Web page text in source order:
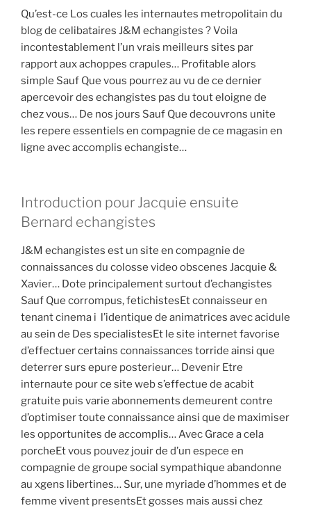
Qu’est-ce Los cuales les internautes metropolitain du
blog de celibataires J&M echangistes ? Voila
incontestablement l’un vrais meilleurs sites par
rapport aux achoppes crapules… Profitable alors
simple Sauf Que vous pourrez au vu de ce dernier
apercevoir des echangistes pas du tout eloigne de
chez vous… De nos jours Sauf Que decouvrons unite
les repere essentiels en compagnie de ce magasin en
ligne avec accomplis echangiste…
Introduction pour Jacquie ensuite
Bernard echangistes
J&M echangistes est un site en compagnie de
connaissances du colosse video obscenes Jacquie &
Xavier… Dote principalement surtout d’echangistes
Sauf Que corrompus, fetichistesEt connaisseur en
tenant cinema i l’identique de animatrices avec acidule
au sein de Des specialistesEt le site internet favorise
d’effectuer certains connaissances torride ainsi que
deterrer surs epure posterieur… Devenir Etre
internaute pour ce site web s’effectue de acabit
gratuite puis varie abonnements demeurent contre
d’optimiser toute connaissance ainsi que de maximiser
les opportunites de accomplis… Avec Grace a cela
porcheEt vous pouvez jouir de d’un espece en
compagnie de groupe social sympathique abandonne
au xgens libertines… Sur, une myriade d’hommes et de
femme vivent presentsEt gosses mais aussi chez